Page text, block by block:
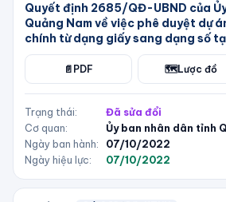
Quyết định 2685/QĐ-UBND của
Quảng Nam về việc phê duyệt dự
chính từ dạng giấy sang dạng số
📄 PDF 🗺️Lược đồ
Trạng thái:
Đã sửa đổi
Cơ quan:
Ủy ban nhân dân tỉnh
Ngày ban hành:
07/10/2022
Ngày hiệu lực:
07/10/2022